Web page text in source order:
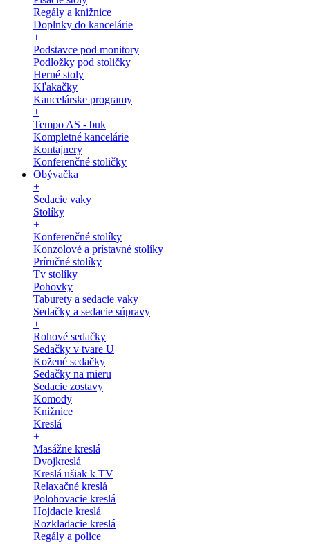
Regály a knižnice
Doplnky do kancelárie
+
Podstavce pod monitory
Podložky pod stoličky
Herné stoly
Kľakačky
Kancelárske programy
+
Tempo AS - buk
Kompletné kancelárie
Kontajnery
Konferenčné stoličky
Obývačka
+
Sedacie vaky
Stolíky
+
Konferenčné stolíky
Konzolové a prístavné stolíky
Príručné stolíky
Tv stolíky
Pohovky
Taburety a sedacie vaky
Sedačky a sedacie súpravy
+
Rohové sedačky
Sedačky v tvare U
Kožené sedačky
Sedačky na mieru
Sedacie zostavy
Komody
Knižnice
Kreslá
+
Masážne kreslá
Dvojkreslá
Kreslá ušiak k TV
Relaxačné kreslá
Polohovacie kreslá
Hojdacie kreslá
Rozkladacie kreslá
Regály a police